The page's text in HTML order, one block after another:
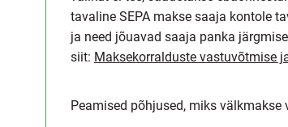
tavaline SEPA makse saaja kontole
ja need jõuavad saaja panka
siit: Maksekorralduste vastuvõtmise
Peamised põhjused, miks